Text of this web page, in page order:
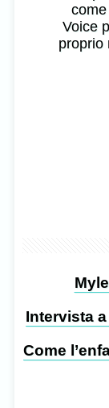
Voice
proprio
Intervista
Come